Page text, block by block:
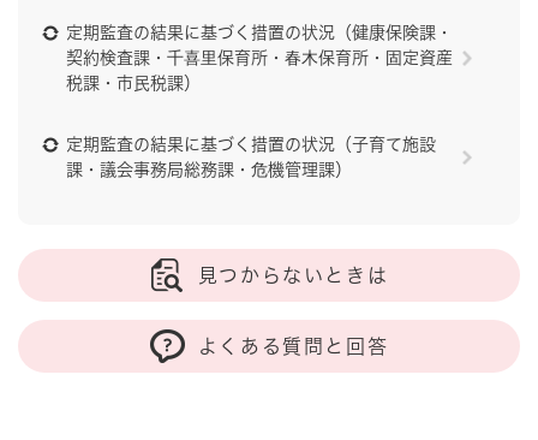
定期監査の結果に基づく措置の状況（健康保険課・
契約検査課・千喜里保育所・春木保育所・固定資産
税課・市民税課）
定期監査の結果に基づく措置の状況（子育て施設
課・議会事務局総務課・危機管理課）
見つからないときは
よくある質問と回答